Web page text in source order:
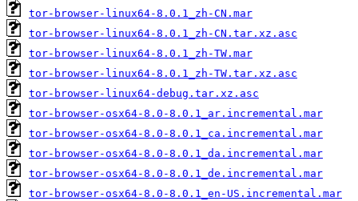
tor-browser-linux64-8.0.1_zh-CN.mar
tor-browser-linux64-8.0.1_zh-CN.tar.xz.asc
tor-browser-linux64-8.0.1_zh-TW.mar
tor-browser-linux64-8.0.1_zh-TW.tar.xz.asc
tor-browser-linux64-debug.tar.xz.asc
tor-browser-osx64-8.0-8.0.1_ar.incremental.mar
tor-browser-osx64-8.0-8.0.1_ca.incremental.mar
tor-browser-osx64-8.0-8.0.1_da.incremental.mar
tor-browser-osx64-8.0-8.0.1_de.incremental.mar
tor-browser-osx64-8.0-8.0.1_en-US.incremental.mar